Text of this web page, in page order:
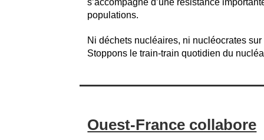
s’accompagne d’une résistance
populations.
Ni déchets nucléaires, ni nucléocrates
Stoppons le train-train quotidien du
Ouest-France collabore